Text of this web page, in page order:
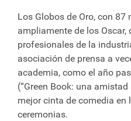
Los Globos de Oro, con
ampliamente de los
profesionales de la
asociación de prensa a
academia, como el año
(“Green Book: una
mejor cinta de comedia
ceremonias.